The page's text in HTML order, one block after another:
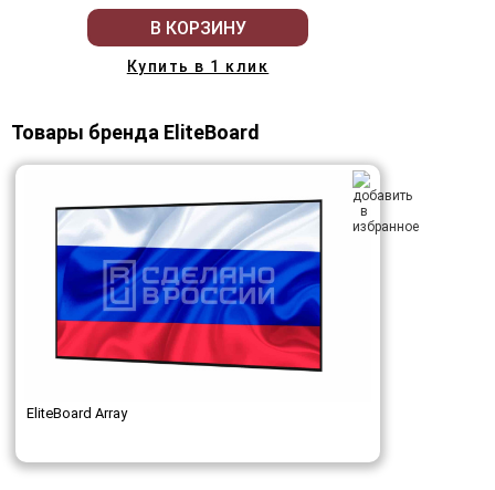
В КОРЗИНУ
Купить в 1 клик
Товары бренда EliteBoard
EliteBoard Array